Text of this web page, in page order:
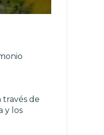
través de
y los